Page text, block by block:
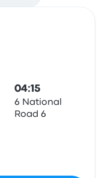
04:15
6 National
Road 6